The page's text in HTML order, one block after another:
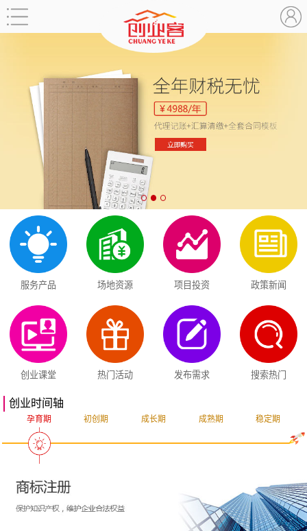
服务产品 场地资源 项目投资 政策新闻
创业课堂 热门活动 发布需求 搜索热门
创业时间轴
孕育期 初创期 成长期 成熟期 稳定期